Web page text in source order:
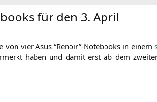
für den 3. April
von vier Asus “Renoir”-Notebooks in einem
haben und damit erst ab dem